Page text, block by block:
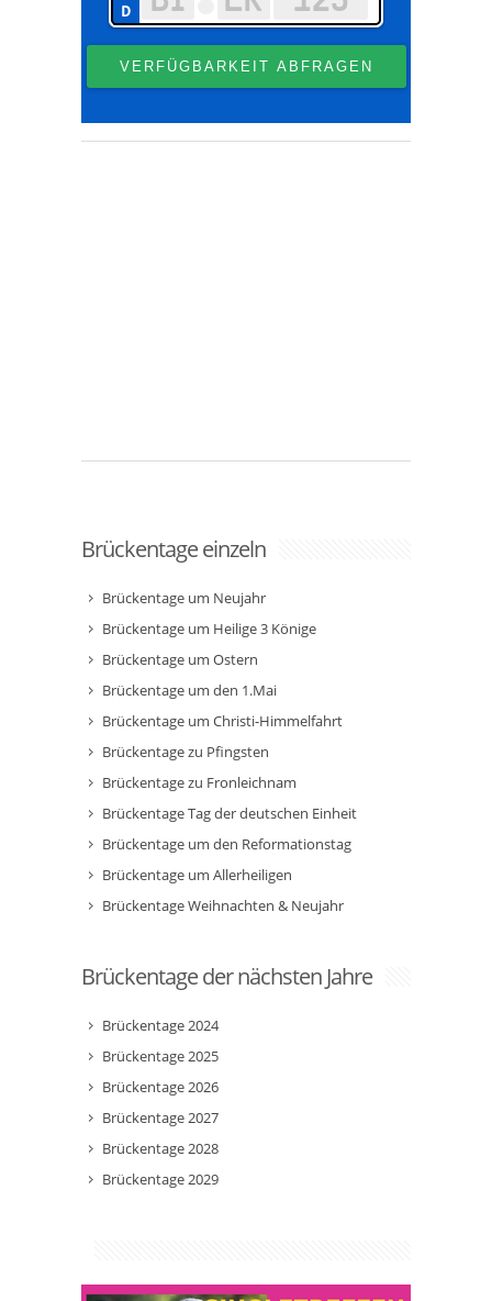
Brückentage einzeln
Brückentage um Neujahr
Brückentage um Heilige 3 Könige
Brückentage um Ostern
Brückentage um den 1.Mai
Brückentage um Christi-Himmelfahrt
Brückentage zu Pfingsten
Brückentage zu Fronleichnam
Brückentage Tag der deutschen Einheit
Brückentage um den Reformationstag
Brückentage um Allerheiligen
Brückentage Weihnachten & Neujahr
Brückentage der nächsten Jahre
Brückentage 2024
Brückentage 2025
Brückentage 2026
Brückentage 2027
Brückentage 2028
Brückentage 2029